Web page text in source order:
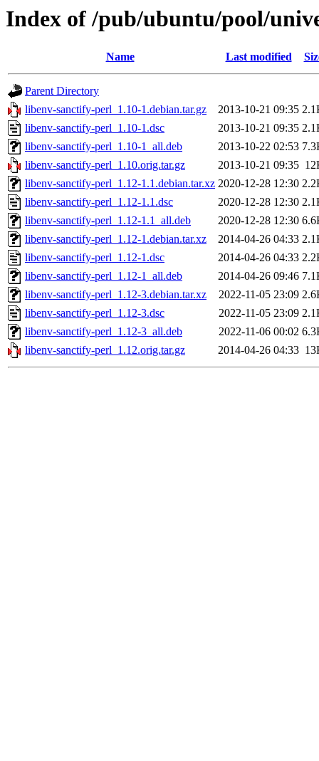
Index of /pub/ubuntu/pool/
Name Last modified
Parent Directory
libenv-sanctify-perl_1.10-1.debian.tar.gz
2013-10-21 09:35
libenv-sanctify-perl_1.10-1.dsc
2013-10-21 09:35
libenv-sanctify-perl_1.10-1_all.deb
2013-10-22 02:53
libenv-sanctify-perl_1.10.orig.tar.gz
2013-10-21 09:35
libenv-sanctify-perl_1.12-1.1.debian.tar.xz 2020-12-28 12:30
libenv-sanctify-perl_1.12-1.1.dsc
2020-12-28 12:30
libenv-sanctify-perl_1.12-1.1_all.deb
2020-12-28 12:30
libenv-sanctify-perl_1.12-1.debian.tar.xz
2014-04-26 04:33
libenv-sanctify-perl_1.12-1.dsc
2014-04-26 04:33
libenv-sanctify-perl_1.12-1_all.deb
2014-04-26 09:46
libenv-sanctify-perl_1.12-3.debian.tar.xz
2022-11-05 23:09
libenv-sanctify-perl_1.12-3.dsc
2022-11-05 23:09
libenv-sanctify-perl_1.12-3_all.deb
2022-11-06 00:02
libenv-sanctify-perl_1.12.orig.tar.gz
2014-04-26 04:33